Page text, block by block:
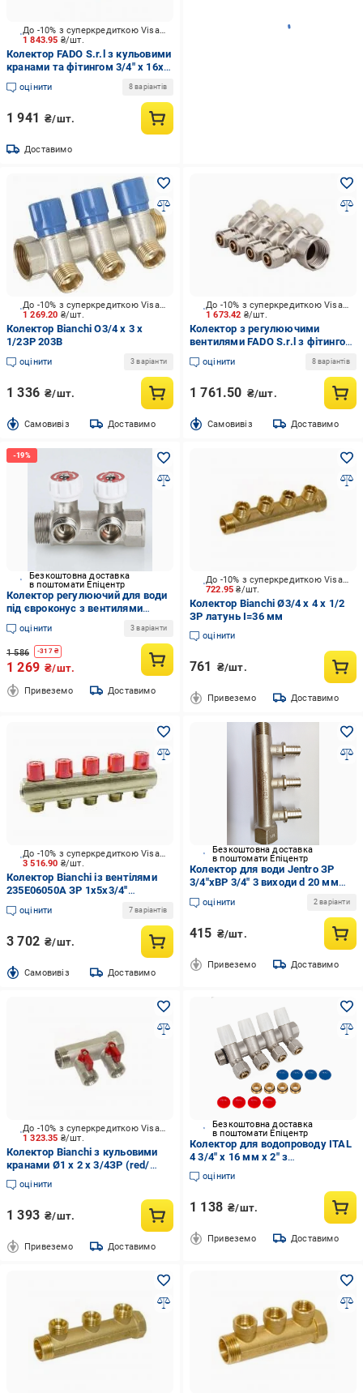
1 843.95 ₴/шт.
До -10% з суперкредиткою Visa Вигода
Колектор FADO S.r.l з кульовими
кранами та фітингом 3/4" x 16x5
KSO05
оцінити 8 варіантів
1 941 ₴/шт.
Доставимо
1 269.20 ₴/шт.
До -10% з суперкредиткою Visa Вигода
Колектор Bianchi O3/4 х 3 х
1/2ЗР 203B
оцінити 3 варіанти
1 336 ₴/шт.
Cамовивіз Доставимо
1 673.42 ₴/шт.
До -10% з суперкредиткою Visa Вигода
Колектор з регулюючими
вентилями FADO S.r.l з фітингом
3/4" x 16x4 KVO04
оцінити 8 варіантів
1 761.50 ₴/шт.
Cамовивіз Доставимо
Безкоштовна доставка
в поштомати Епіцентр
Колектор регулюючий для води
під євроконус з вентилями
Valtec Vtc.570.NE 4 виходи
(Vtc.570.NE.0604)
оцінити 3 варіанти
1 586 -317₴
1 269 ₴/шт.
Привеземо Доставимо
722.95₴/шт.
До -10% з суперкредиткою Visa Вигода
Колектор Bianchi Ø3/4 х 4 х 1/2
ЗР латунь I=36 мм
оцінити
761 ₴/шт.
Привеземо Доставимо
3 516.90 ₴/шт.
До -10% з суперкредиткою Visa Вигода
Колектор Bianchi із вентілями
235E06050A ЗР 1х5х3/4''
червоний
оцінити 7 варіантів
3 702 ₴/шт.
Cамовивіз Доставимо
Безкоштовна доставка
в поштомати Епіцентр
Колектор для води Jentro ЗР
3/4"хВР 3/4" 3 виходи d 20 мм
(010905)
оцінити 2 варіанти
415 ₴/шт.
Привеземо Доставимо
1 323.35 ₴/шт.
До -10% з суперкредиткою Visa Вигода
Колектор Bianchi з кульовими
кранами Ø1 х 2 х 3/4ЗР (red/
червоний) I=45 мм
оцінити
1 393 ₴/шт.
Привеземо Доставимо
Безкоштовна доставка
в поштомати Епіцентр
Колектор для водопроводу ITAL
4 3/4" x 16 мм х 2" з
регульованими вентилями та
перехід під нг (SQ-1055688)
оцінити
1 138 ₴/шт.
Привеземо Доставимо